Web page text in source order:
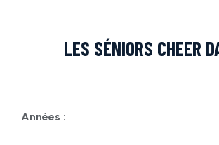
LES SÉNIORS CHEER
Années :